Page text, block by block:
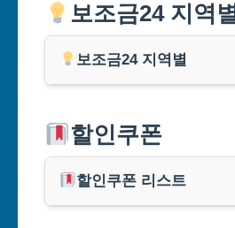
보조금24 지역별
보조금24 지역별
부산광역시
대구광역시
할인쿠폰
할인쿠폰 리스트